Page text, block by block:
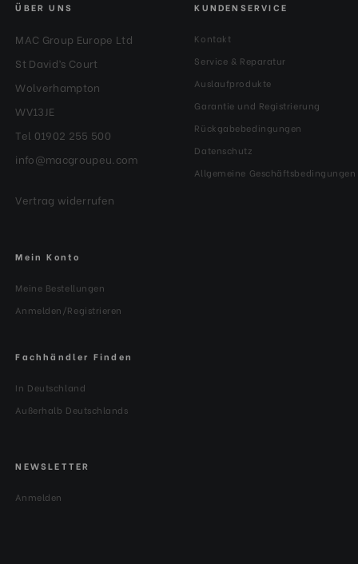
ÜBER UNS
MAC Group Europe Ltd
St David’s Court
Wolverhampton
WV13JE
Tel 01902 255 500
info@macgroupeu.com
Vertrag widerrufen
KUNDENSERVICE
Kontakt
Service & Reparatur
Auslaufprodukte
Garantie und Registrierung
Rückgabebedingungen
Datenschutz
Allgemeine Geschäftsbedingungen
Mein Konto
Meine Bestellungen
Anmelden/Registrieren
Fachhändler Finden
In Deutschland
Außerhalb Deutschlands
NEWSLETTER
Anmelden